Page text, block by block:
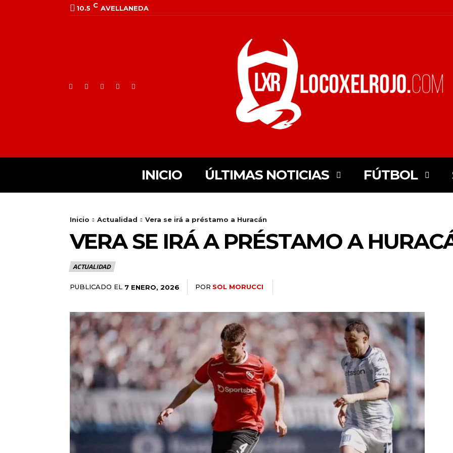
10.5 C AVELLANEDA
INICIO ÚLTIMAS NOTICIAS FÚTBOL
Inicio Actualidad Vera se irá a préstamo a Huracán
VERA SE IRÁ A PRÉSTAMO A
ACTUALIDAD
PUBLICADO EL 7 ENERO, 2026 POR SOL MORUCCI